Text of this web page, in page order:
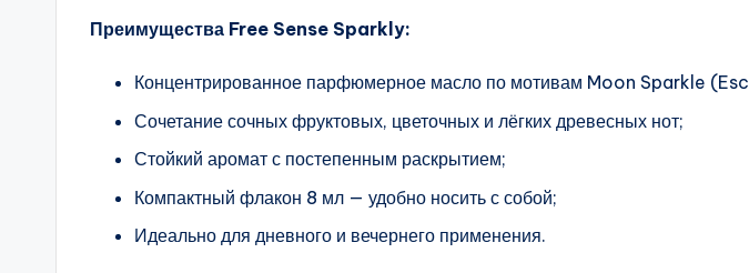
Преимущества Free Sense Sparkly:
Концентрированное парфюмерное масло по мотивам Moon Sparkle
Сочетание сочных фруктовых, цветочных и лёгких древесных нот;
Стойкий аромат с постепенным раскрытием;
Компактный флакон 8 мл — удобно носить с собой;
Идеально для дневного и вечернего применения.